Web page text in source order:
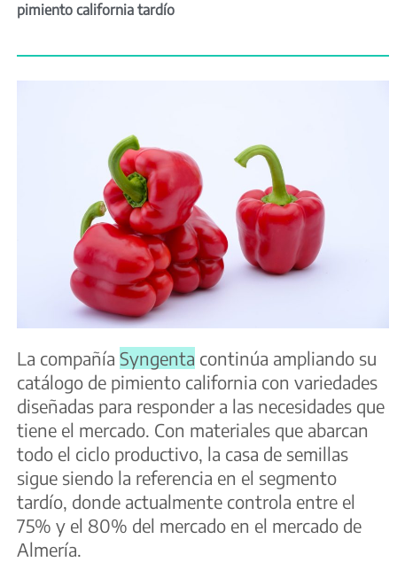
pimiento california tardío
La compañía Syngenta continúa ampliando su
catálogo de pimiento california con variedades
diseñadas para responder a las necesidades que
tiene el mercado. Con materiales que abarcan
todo el ciclo productivo, la casa de semillas
sigue siendo la referencia en el segmento
tardío, donde actualmente controla entre el
75% y el 80% del mercado en el mercado de
Almería.